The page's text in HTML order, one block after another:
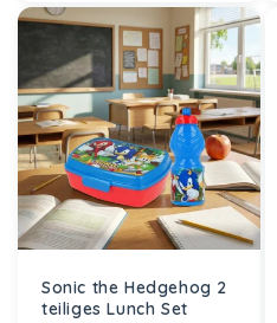
Sonic the Hedgehog 2
teiliges Lunch Set